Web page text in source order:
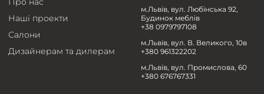
Наші проекти
Салони
Дизайнерам та дилерам
м.Львів, вул. Любінська 92,
Будинок меблів
+38 0979797108
м.Львів, вул. В. Великого, 10в
+380 961322202
м.Львів, вул. Промислова, 60
+380 676767331